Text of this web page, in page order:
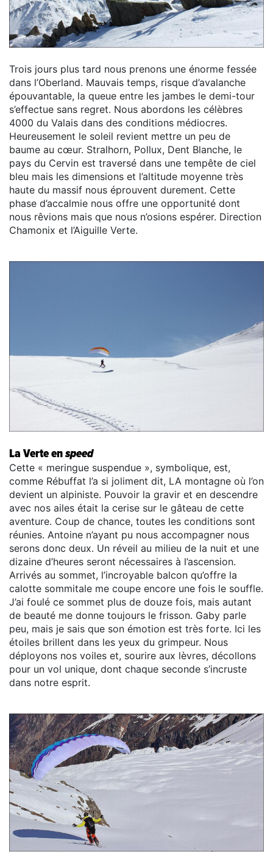
Trois jours plus tard nous prenons une énorme fessée
dans l’Oberland. Mauvais temps, risque d’avalanche
épouvantable, la queue entre les jambes le demi-tour
s’effectue sans regret. Nous abordons les célèbres
4000 du Valais dans des conditions médiocres.
Heureusement le soleil revient mettre un peu de
baume au cœur. Stralhorn, Pollux, Dent Blanche, le
pays du Cervin est traversé dans une tempête de ciel
bleu mais les dimensions et l’altitude moyenne très
haute du massif nous éprouvent durement. Cette
phase d’accalmie nous offre une opportunité dont
nous rêvions mais que nous n’osions espérer. Direction
Chamonix et l’Aiguille Verte.
La Verte enspeed
Cette « meringue suspendue », symbolique, est,
comme Rébuffat l’a si joliment dit, LA montagne où l’on
devient un alpiniste. Pouvoir la gravir et en descendre
avec nos ailes était la cerise sur le gâteau de cette
aventure. Coup de chance, toutes les conditions sont
réunies. Antoine n’ayant pu nous accompagner nous
serons donc deux. Un réveil au milieu de la nuit et une
dizaine d’heures seront nécessaires à l’ascension.
Arrivés au sommet, l’incroyable balcon qu’offre la
calotte sommitale me coupe encore une fois le souffle.
J’ai foulé ce sommet plus de douze fois, mais autant
de beauté me donne toujours le frisson. Gaby parle
peu, mais je sais que son émotion est très forte. Ici les
étoiles brillent dans les yeux du grimpeur. Nous
déployons nos voiles et, sourire aux lèvres, décollons
pour un vol unique, dont chaque seconde s’incruste
dans notre esprit.